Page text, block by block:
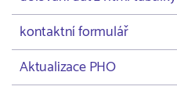
kontaktní formulář
Aktualizace PHO